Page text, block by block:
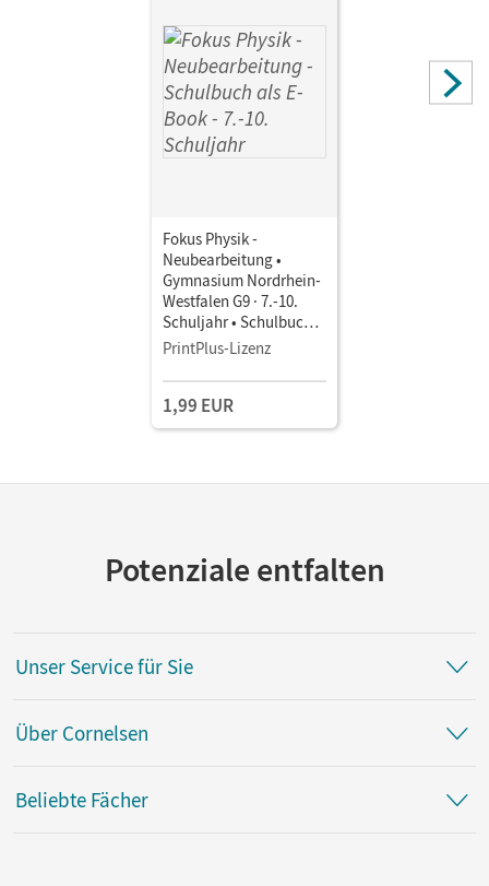
Fokus Physik -
Neubearbeitung •
Gymnasium Nordrhein-
Westfalen G9 · 7.-10.
Schuljahr • Schulbuch
als E-Book
PrintPlus-Lizenz
1,99 EUR
Potenziale entfalten
Unser Service für Sie
Über Cornelsen
Beliebte Fächer